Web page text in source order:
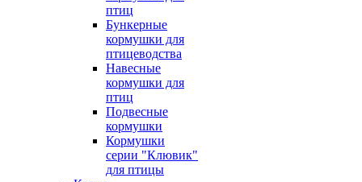
птиц
Бункерные
кормушки для
птицеводства
Навесные
кормушки для
птиц
Подвесные
кормушки
Кормушки
серии "Клювик"
для птицы